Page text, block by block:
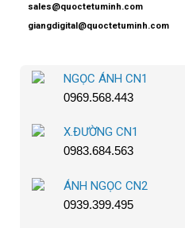
sales@quoctetuminh.com
giangdigital@quoctetuminh.com
NGỌC ÁNH CN1
0969.568.443
X.ĐƯỜNG CN1
0983.684.563
ÁNH NGỌC CN2
0939.399.495